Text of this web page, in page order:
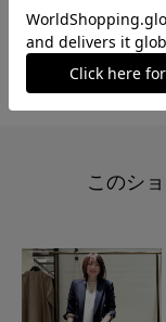
#休日 #デー
#おでかけ #
このシ